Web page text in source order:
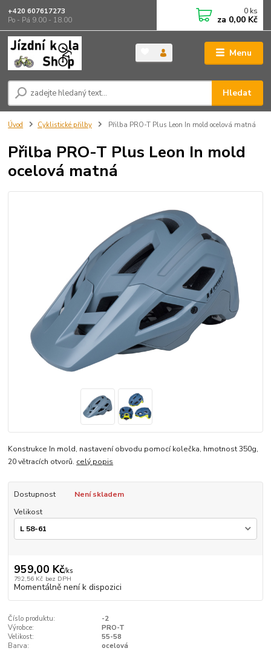
Menu
Hledat
+420 607617273
Po - Pá 9.00 - 18.00
0 ks
za 0,00 Kč
Úvod Cyklistické přilby Přilba PRO-T Plus Leon In mold ocelová matná
Přilba PRO-T Plus Leon In mold
ocelová matná
Konstrukce In mold, nastavení obvodu pomocí kolečka, hmotnost 350g,
20 větracích otvorů. celý popis
Dostupnost
Není skladem
Velikost
959,00 Kč/ks
792,56 Kč bez DPH
Momentálně není k dispozici
Číslo produktu:
-2
Výrobce:
PRO-T
Velikost:
55-58
Barva:
ocelová